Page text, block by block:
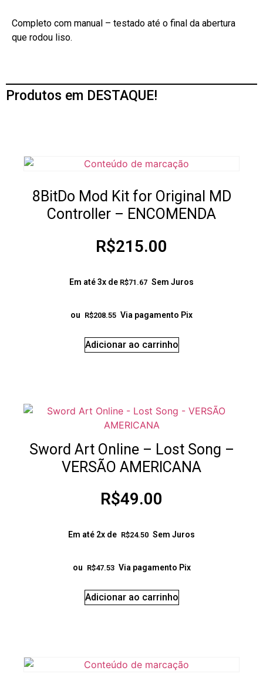
Completo com manual – testado até o final da abertura
que rodou liso.
Produtos em DESTAQUE!
8BitDo Mod Kit for Original MD
Controller – ENCOMENDA
R$215.00
Em até 3x de R$71.67 Sem Juros
ou R$208.55 Via pagamento Pix
Adicionar ao carrinho
Sword Art Online – Lost Song –
VERSÃO AMERICANA
R$49.00
Em até 2x de R$24.50 Sem Juros
ou R$47.53 Via pagamento Pix
Adicionar ao carrinho